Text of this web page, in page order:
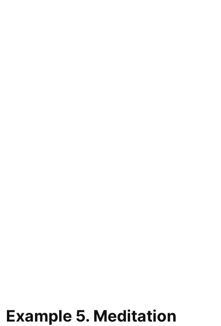
Example 5. Meditation